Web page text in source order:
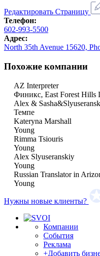
Редактировать Страницу
Телефон:
602-993-5500
Адрес:
North 35th Avenue 15620,
Похожие компании
AZ Interpreter
Финикс, East Forest Hills
Alex &
Темпе
Kateryna Marshall
Young
Rimma Tsiouris
Young
Alex Slyuseranskiy
Young
Russian Translator in
Young
Нужны новые клиенты?
Компании
События
Реклама
+Добавить